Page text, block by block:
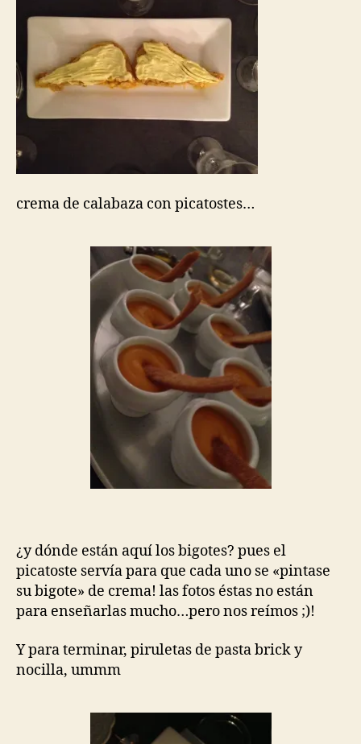
crema de calabaza con picatostes…
¿y dónde están aquí los bigotes? pues el
picatoste servía para que cada uno se «pintase
su bigote» de crema! las fotos éstas no están
para enseñarlas mucho…pero nos reímos ;)!
Y para terminar, piruletas de pasta brick y
nocilla, ummm